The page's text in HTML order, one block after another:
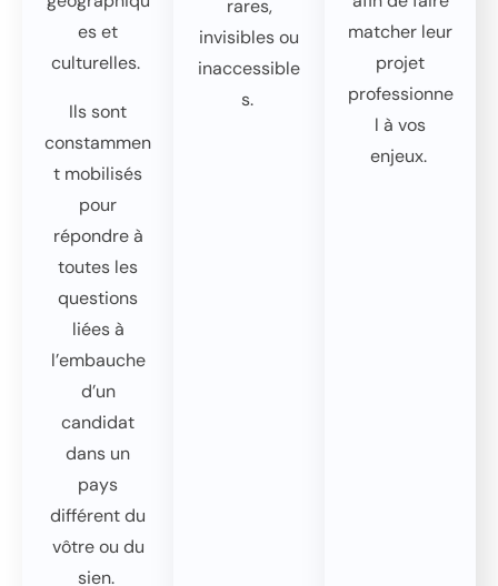
es et
culturelles.
Ils sont
constammen
t mobilisés
pour
répondre à
toutes les
questions
liées à
l’embauche
d’un
candidat
dans un
pays
différent du
vôtre ou du
sien.
rares,
invisibles ou
inaccessible
s.
matcher leur
projet
professionne
l à vos
enjeux.